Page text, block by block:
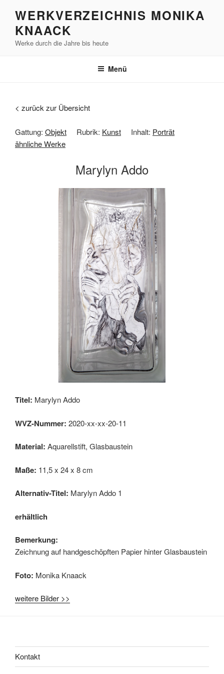
Inhalt
springen
WERKVERZEICHNIS MONIKA
KNAACK
Werke durch die Jahre bis heute
Menü
< zurück zur Übersicht
Gattung: Objekt Rubrik: Kunst Inhalt: Porträt
ähnliche Werke
Marylyn Addo
Titel: Marylyn Addo
WVZ-Nummer: 2020-xx-xx-20-11
Material: Aquarellstift, Glasbaustein
Maße: 11,5 x 24 x 8 cm
Alternativ-Titel: Marylyn Addo 1
erhältlich
Bemerkung:
Zeichnung auf handgeschöpften Papier hinter Glasbaustein
Foto: Monika Knaack
weitere Bilder >>
Kontakt